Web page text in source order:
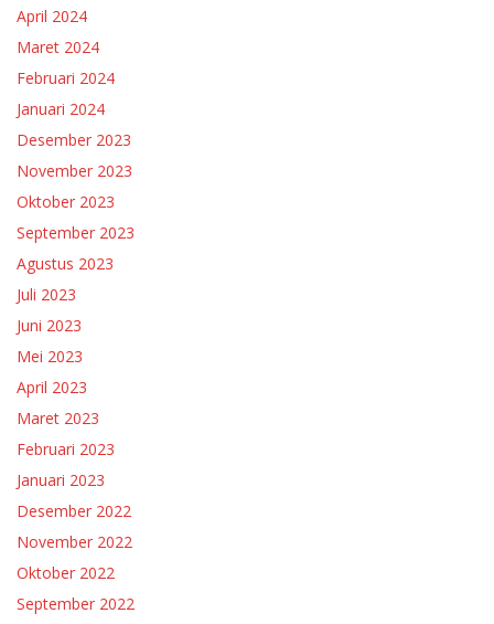
April 2024
Maret 2024
Februari 2024
Januari 2024
Desember 2023
November 2023
Oktober 2023
September 2023
Agustus 2023
Juli 2023
Juni 2023
Mei 2023
April 2023
Maret 2023
Februari 2023
Januari 2023
Desember 2022
November 2022
Oktober 2022
September 2022